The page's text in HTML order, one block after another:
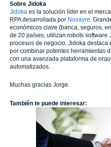
Sobre Jidoka
Jidoka es la solución líder en el
RPA desarrollada por Novayre.
económicos clave (banca, seguros,
de 20 países, utilizan robots software
procesos de negocio. Jidoka destaca
por combinar potentes herramientas
con una avanzada plataforma de
automatizados.
Muchas gracias Jorge.
También te puede interesar: